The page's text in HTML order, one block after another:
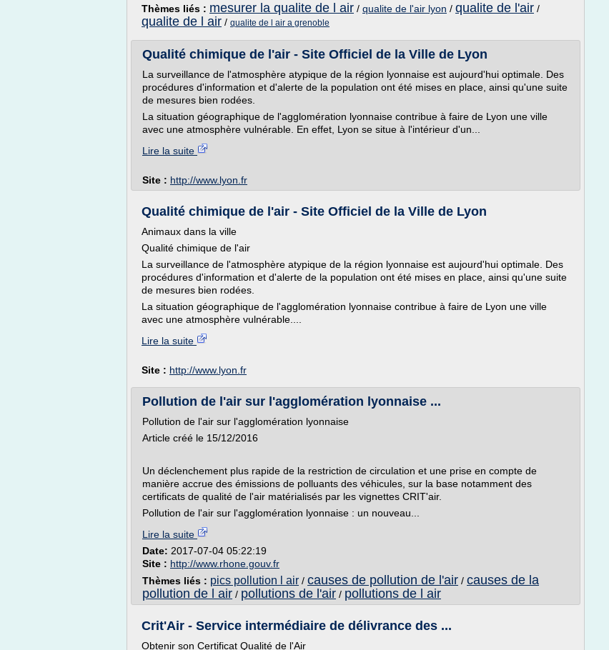
Thèmes liés : mesurer la qualite de l air / qualite de l'air lyon / qualite de l'air /
qualite de l air / qualite de l air a grenoble
Qualité chimique de l'air - Site Officiel de la Ville de Lyon
La surveillance de l'atmosphère atypique de la région lyonnaise est aujourd'hui optimale. Des
procédures d'information et d'alerte de la population ont été mises en place, ainsi qu'une suite
de mesures bien rodées.
La situation géographique de l'agglomération lyonnaise contribue à faire de Lyon une ville
avec une atmosphère vulnérable. En effet, Lyon se situe à l'intérieur d'un...
Lire la suite
Site : http://www.lyon.fr
Qualité chimique de l'air - Site Officiel de la Ville de Lyon
Animaux dans la ville
Qualité chimique de l'air
La surveillance de l'atmosphère atypique de la région lyonnaise est aujourd'hui optimale. Des
procédures d'information et d'alerte de la population ont été mises en place, ainsi qu'une suite
de mesures bien rodées.
La situation géographique de l'agglomération lyonnaise contribue à faire de Lyon une ville
avec une atmosphère vulnérable....
Lire la suite
Site : http://www.lyon.fr
Pollution de l'air sur l'agglomération lyonnaise ...
Pollution de l'air sur l'agglomération lyonnaise
Article créé le 15/12/2016
Un déclenchement plus rapide de la restriction de circulation et une prise en compte de
manière accrue des émissions de polluants des véhicules, sur la base notamment des
certificats de qualité de l'air matérialisés par les vignettes CRIT'air.
Pollution de l'air sur l'agglomération lyonnaise : un nouveau...
Lire la suite
Date: 2017-07-04 05:22:19
Site : http://www.rhone.gouv.fr
Thèmes liés : pics pollution l air / causes de pollution de l'air / causes de la
pollution de l air / pollutions de l'air / pollutions de l air
Crit'Air - Service intermédiaire de délivrance des ...
Obtenir son Certificat Qualité de l'Air